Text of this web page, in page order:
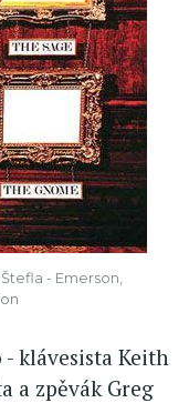
- Emerson,
klávesista Keith
a zpěvák Greg